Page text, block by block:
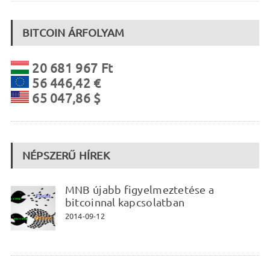
BITCOIN ÁRFOLYAM
20 681 967 Ft
56 446,42 €
65 047,86 $
NÉPSZERŰ HÍREK
MNB újabb figyelmeztetése a
bitcoinnal kapcsolatban
2014-09-12